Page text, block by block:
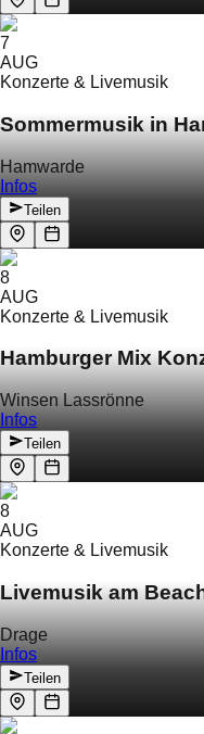
7
AUG
Konzerte & Livemusik
Sommermusik in
Hamwarde
Infos
Teilen
8
AUG
Konzerte & Livemusik
Hamburger Mix
Winsen Lassrönne
Infos
Teilen
8
AUG
Konzerte & Livemusik
Livemusik am
Drage
Infos
Teilen